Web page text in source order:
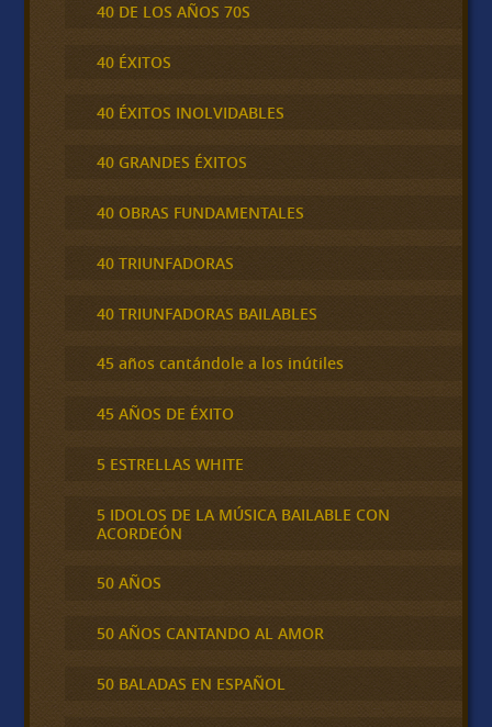
40 DE LOS AÑOS 70S
40 ÉXITOS
40 ÉXITOS INOLVIDABLES
40 GRANDES ÉXITOS
40 OBRAS FUNDAMENTALES
40 TRIUNFADORAS
40 TRIUNFADORAS BAILABLES
45 años cantándole a los inútiles
45 AÑOS DE ÉXITO
5 ESTRELLAS WHITE
5 IDOLOS DE LA MÚSICA BAILABLE CON
ACORDEÓN
50 AÑOS
50 AÑOS CANTANDO AL AMOR
50 BALADAS EN ESPAÑOL